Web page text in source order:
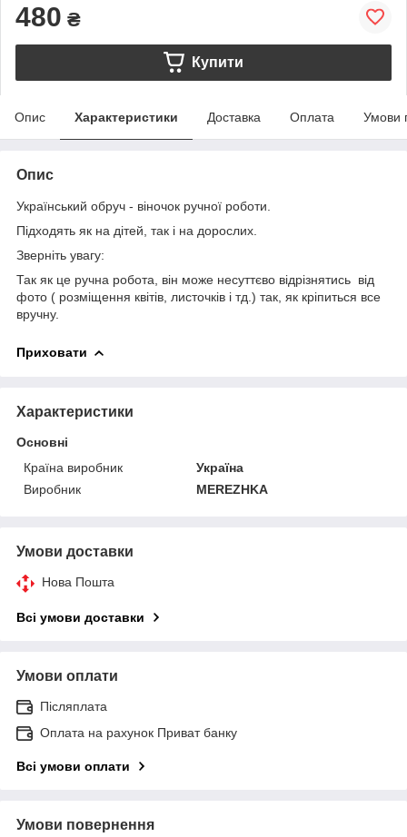
480 ₴
Купити
Опис Характеристики Доставка Оплата Умови
Опис
Український обруч - віночок ручної роботи.
Підходять як на дітей, так і на дорослих.
Зверніть увагу:
Так як це ручна робота, він може несуттєво відрізнятись від
фото ( розміщення квітів, листочків і тд.) так, як кріпиться все
вручну.
Приховати
Характеристики
Основні
Країна виробник
Україна
Виробник
MEREZHKA
Умови доставки
Нова Пошта
Всі умови доставки
Умови оплати
Післяплата
Оплата на рахунок Приват банку
Всі умови оплати
Умови повернення